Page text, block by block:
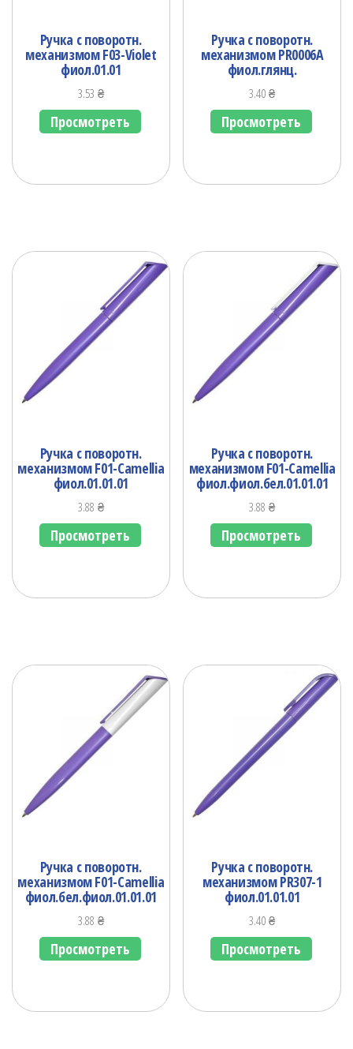
Ручка с поворотн.
механизмом F03-Violet
фиол.01.01
3.53 ₴
Просмотреть
Ручка с поворотн.
механизмом PR0006А
фиол.глянц.
3.40₴
Просмотреть
Ручка с поворотн.
механизмом F01-Camellia
фиол.01.01.01
3.88 ₴
Просмотреть
Ручка с поворотн.
механизмом F01-Camellia
фиол.фиол.бел.01.01.01
3.88₴
Просмотреть
Ручка с поворотн.
механизмом F01-Camellia
фиол.бел.фиол.01.01.01
3.88 ₴
Просмотреть
Ручка с поворотн.
механизмом PR307-1
фиол.01.01.01
3.40₴
Просмотреть